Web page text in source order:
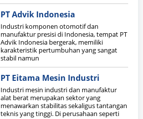
PT Advik Indonesia
Industri komponen otomotif dan
manufaktur presisi di Indonesia, tempat PT
Advik Indonesia bergerak, memiliki
karakteristik pertumbuhan yang sangat
stabil namun
PT Eitama Mesin Industri
Industri mesin industri dan manufaktur
alat berat merupakan sektor yang
menawarkan stabilitas sekaligus tantangan
teknis yang tinggi. Di perusahaan seperti